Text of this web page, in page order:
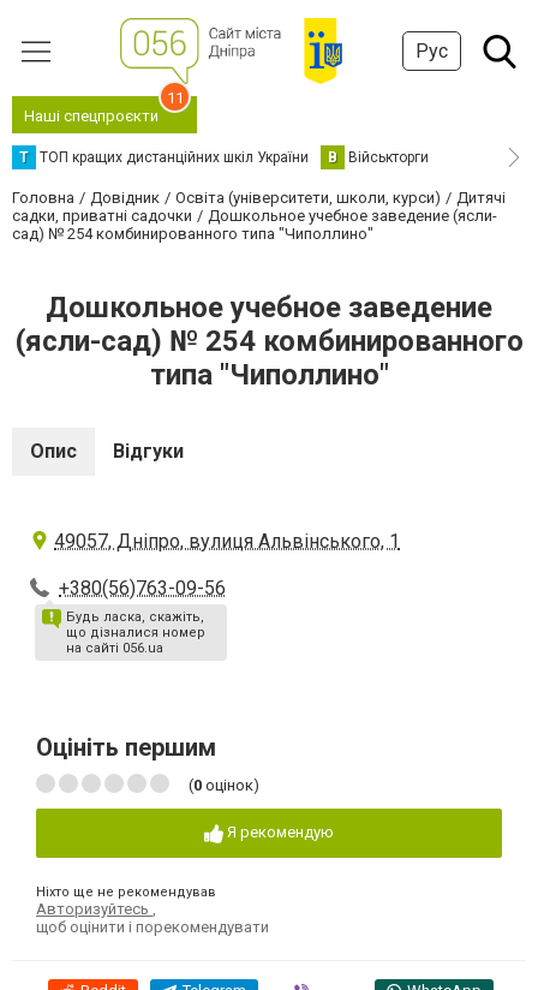
Рус
Наші спецпроєкти
11
Т ТОП кращих дистанційних шкіл України В Військторги
Головна Довідник Освіта (університети, школи, курси)
Дитячі
садки, приватні садочки
Дошкольное учебное заведение (ясли-
сад) № 254 комбинированного типа "Чиполлино"
Дошкольное учебное заведение
(ясли-сад) № 254 комбинированного
типа "Чиполлино"
Опис Відгуки
49057, Дніпро, вулиця Альвінського, 1
+380(56)763-09-56
Будь ласка, скажіть,
що дізналися номер
на сайті 056.ua
Оцініть першим
(0 оцінок)
Я рекомендую
Ніхто ще не рекомендував
Авторизуйтесь
щоб оцінити і порекомендувати